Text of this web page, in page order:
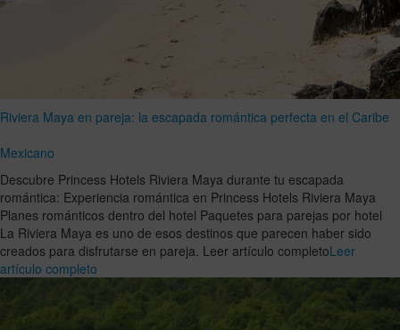
Riviera Maya en pareja: la escapada romántica perfecta en el Caribe
Mexicano
Descubre Princess Hotels Riviera Maya durante tu escapada
romántica: Experiencia romántica en Princess Hotels Riviera Maya
Planes románticos dentro del hotel Paquetes para parejas por hotel
La Riviera Maya es uno de esos destinos que parecen haber sido
creados para disfrutarse en pareja. Leer artículo completoLeer
artículo completo